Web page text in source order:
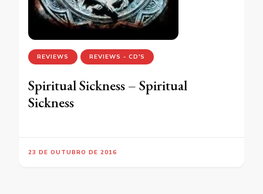
REVIEWS REVIEWS - CD'S
Spiritual Sickness – Spiritual
Sickness
23 DE OUTUBRO DE 2016